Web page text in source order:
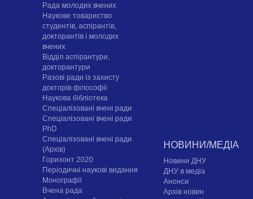
Рада молодих вчених
Наукове товариство
студентів, аспірантів,
докторантів і молодих
вчених
Відділ аспірантури,
докторантури
Разові ради із захисту
докторів філософії
Наукова бібліотека
Спеціалізовані вчені ради
Спеціалізовані вчені ради
PhD
Спеціалізовані вчені ради
(Архів)
Горизонт 2020
Періодичні наукові видання
Монографії
Вчена рада
НОВИНИ/МЕДІА
Новини ДНУ
ДНУ в медіа
Анонси
Архів новин